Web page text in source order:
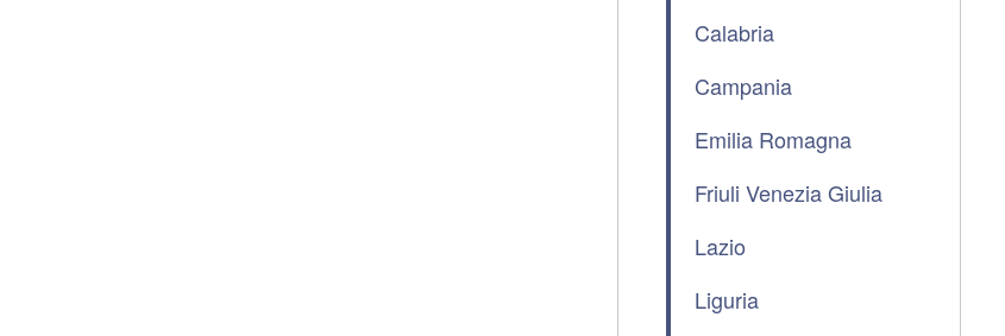
Calabria
Campania
Emilia Romagna
Friuli Venezia Giulia
Lazio
Liguria